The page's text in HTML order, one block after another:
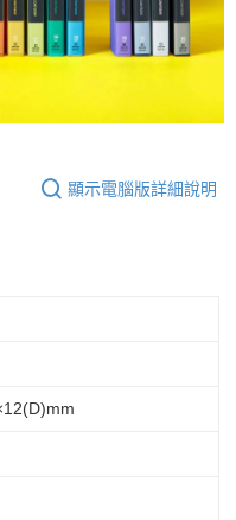
顯示電腦版詳細說明